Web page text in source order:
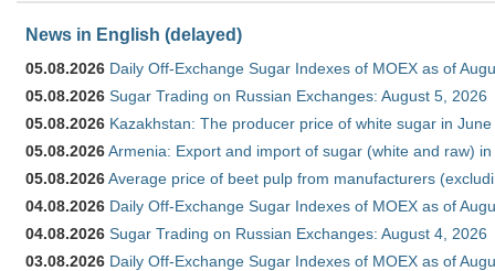
News in English (delayed)
05.08.2026 Daily Off-Exchange Sugar Indexes of MOEX as of
05.08.2026 Sugar Trading on Russian Exchanges: August 5, 2026
05.08.2026 Kazakhstan: The producer price of white sugar in
05.08.2026Armenia: Export and import of sugar (white and raw)
05.08.2026Average price of beet pulp from manufacturers
04.08.2026 Daily Off-Exchange Sugar Indexes of MOEX as of
04.08.2026 Sugar Trading on Russian Exchanges: August 4, 2026
03.08.2026 Daily Off-Exchange Sugar Indexes of MOEX as of